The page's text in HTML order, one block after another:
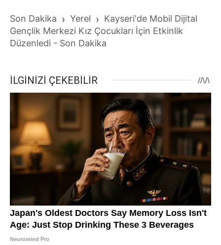
Son Dakika › Yerel › Kayseri'de Mobil Dijital
Gençlik Merkezi Kız Çocukları İçin Etkinlik
Düzenledi - Son Dakika